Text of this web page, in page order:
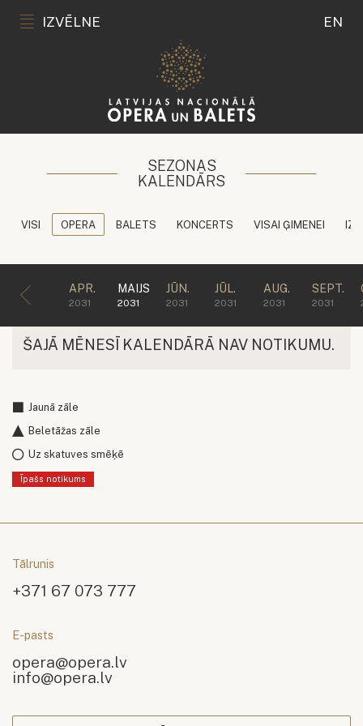
IZVĒLNE EN
SEZONAS
KALENDĀRS
VISI OPERA BALETS KONCERTS VISAI ĢIMENEI
APR.
2031
MAIJS
2031
JŪN.
2031
JŪL.
2031
AUG.
2031
SEPT.
2031
ŠAJĀ MĒNESĪ KALENDĀRĀ NAV NOTIKUMU.
Jaunā zāle
Beletāžas zāle
Uz skatuves smēķē
Īpašs notikums
Tālrunis
+371 67 073 777
E-pasts
opera@opera.lv
info@opera.lv